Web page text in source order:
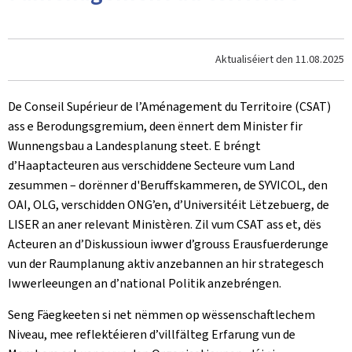
Aktualiséiert den 11.08.2025
De Conseil Supérieur de l’Aménagement du Territoire (CSAT)
ass e Berodungsgremium, deen ënnert dem Minister fir
Wunnengsbau a Landesplanung steet. E bréngt
d’Haaptacteuren aus verschiddene Secteure vum Land
zesummen – dorënner d'Beruffskammeren, de SYVICOL, den
OAI, OLG, verschidden ONG’en, d’Universitéit Lëtzebuerg, de
LISER an aner relevant Ministèren. Zil vum CSAT ass et, dës
Acteuren an d’Diskussioun iwwer d’grouss Erausfuerderunge
vun der Raumplanung aktiv anzebannen an hir strategesch
Iwwerleeungen an d’national Politik anzebréngen.
Seng Fäegkeeten si net nëmmen op wëssenschaftlechem
Niveau, mee reflektéieren d’villfälteg Erfarung vun de